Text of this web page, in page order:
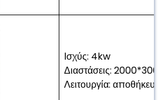
Ισχύς: 4kw
Διαστάσεις:
Λειτουργία: